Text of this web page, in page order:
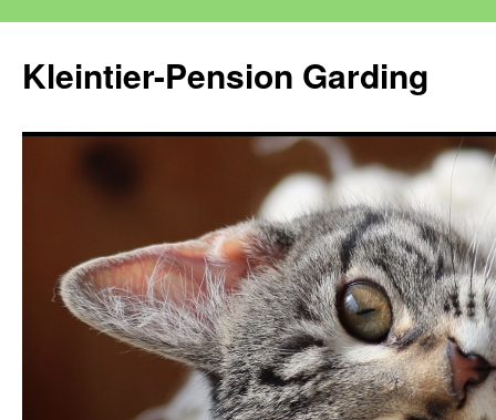
Kleintier-Pension Garding